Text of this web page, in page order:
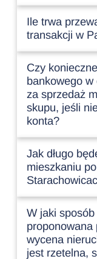
Ile trwa
transakcji w
Czy
bankowego w
za sprzedaż
skupu, jeśli
konta?
Jak długo
mieszkaniu
W jaki
proponowana
wycena
jest rzetelna,